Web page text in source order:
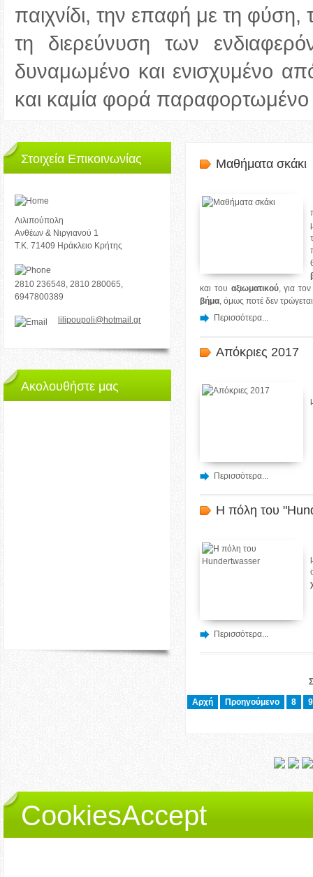
παιχνίδι, την επαφή με τη φύση,
τη διερεύνυση των
δυναμωμένο και ενισχυμένο
και καμία φορά παραφορτωμένο
Στοιχεία Επικοινωνίας
Λιλιπούπολη
Ανθέων & Νιργιανού 1
Τ.Κ. 71409 Ηράκλειο Κρήτης
2810 236548, 2810 280065,
6947800389
lilipoupoli@hotmail.gr
Ακολουθήστε μας
Μαθήματα σκάκι
και του αξιωματικού, για
βήμα, όμως ποτέ δεν
Περισσότερα...
Απόκριες 2017
Περισσότερα...
Η πόλη του
Περισσότερα...
Αρχή Προηγούμενο 8 9
CookiesAccept